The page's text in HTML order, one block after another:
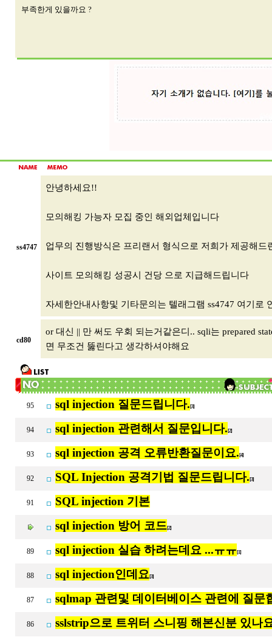
부족한게 있을까요 ?
ss4747
안녕하세요!!
모의해킹 가능자 모집 중인 해외업체입니다
업무의 진행방식은 프리랜서 형식으로 저희가 제공해드
사이트 모의해킹 성공시 건당 으로 지급해드립니다
자세한안내사항및 기타문의는 텔래그램 ss4747 여기로
cd80
or 대신 || 만 써도 우회 되는거같은디.. sqli는 prepared
면 무조건 뚫린다고 생각하셔야해요
95 sql injection 질문드립니다. [3]
94 sql injection 관련해서 질문입니다. [2]
93 sql injection 공격 오류반환질문이요. [4]
92 SQL Injection 공격기법 질문드립니다. [3]
91
SQL injection 기본
sql injection 방어 코드[2]
89 sql injection 실습 하려는데요 ...ㅠㅠ [1]
88 sql injection인데요[3]
87 sqlmap 관련및 데이터베이스 관련에 질문
86 sslstrip으로 트위터 스니핑 해본신분 있나